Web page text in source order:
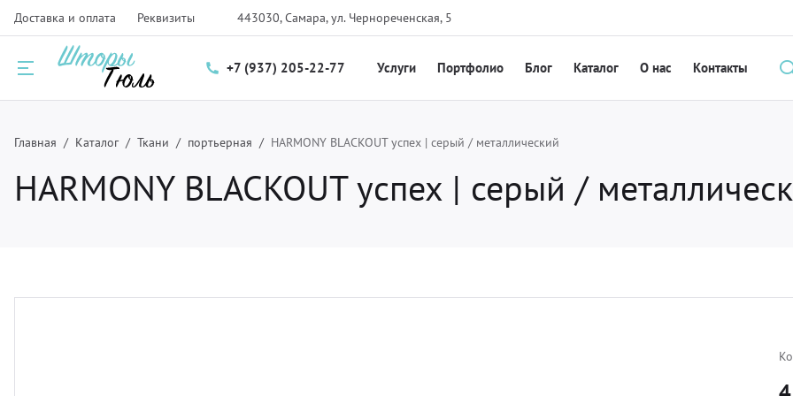
Доставка и оплата Реквизиты 443030, Самара, ул. Чернореченская, 5
+7 (937) 205-22-77 Услуги Портфолио Блог Каталог О нас Контакты
Главная Каталог Ткани портьерная HARMONY BLACKOUT успех | серый / металлический
HARMONY BLACKOUT успех | серый /